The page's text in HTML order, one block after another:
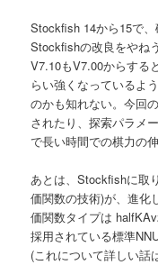
Stockfish 14から15で、
Stockfishの改良をやね
V7.10もV7.00からする
らい強くなっているよ
のかも知れない。今回
されたり、探索パラメ
で長い時間での棋力の
あとは、Stockfishに取
価関数の技術)が、進化
価関数タイプは
採用されている標準
(これについて詳しい話